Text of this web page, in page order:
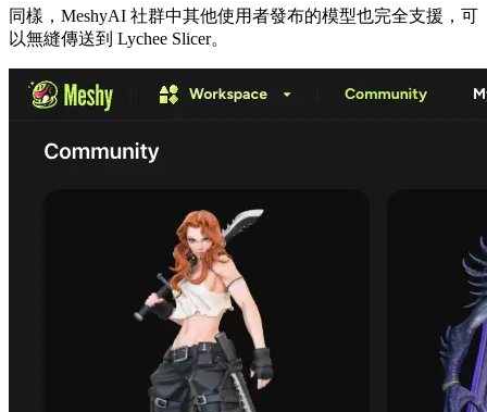
同樣， MeshyAI 社群中其他使用者發布的模型也完全支援，可
以無縫傳送到 Lychee Slicer。